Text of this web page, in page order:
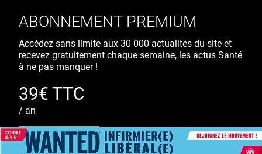
ABONNEMENT PREMIUM
Accédez sans limite aux 30 000 actualités du site et
recevez gratuitement chaque semaine, les actus Santé
à ne pas manquer !
39€ TTC
/ an
S'ABONNER